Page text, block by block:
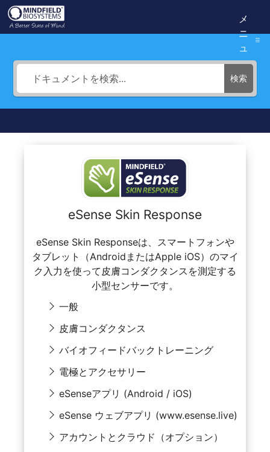
コ
ン
へ
ス
Mindfield
Helpdesk
メ
ニ
ュ
ー
検索
eSense Skin Response
eSense Skin Responseは、スマートフォンや
タブレット（AndroidまたはApple iOS）のマイ
ク入力を使って皮膚コンダクタンスを測定する
小型センサーです。
一般
皮膚コンダクタンス
バイオフィードバックトレーニング
電極とアクセサリー
eSenseアプリ (Android / iOS)
eSense ウェブアプリ (www.esense.live)
アカウントとクラウド（オプション）